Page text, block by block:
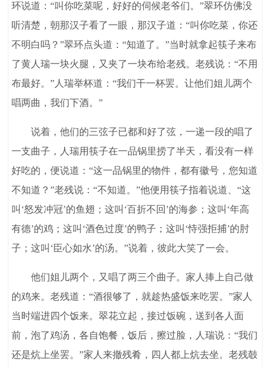
环说道：“叫你吃菜呢，好好的伺候老爷们。”翠环仿佛没
听清楚，朝那汉子看了一眼，那汉子道：“叫你吃菜，你还
不明白吗？”翠环点头道：“知道了。”当时就拿起筷子来布
了黄人瑞一块火腿，又夹了一块布给老残。老残说：“不用
布最好。”人瑞举杯道：“我们干一杯罢。让他们姐儿两个
唱两曲，我们下酒。”
说着，他们的三弦子已都和好了弦，一递一段的唱了
一支曲子，人瑞用筷子在一品锅里捞了半天，看没有一样
好吃的，便说道：“这一品锅里的物件，都有徽号，您知道
不知道？”老残说：“不知道。”他便用筷子指着说道、“这
叫‘怒发冲冠’的鱼翅；这叫‘百折不回’的海参；这叫‘年高
有德’的鸡；这叫‘酒色过度’的鸭子；这叫‘恃强拒捕’的肘
子；这叫‘臣心如水’的汤。”说着，彼此大笑了一会。
他们姐儿两个，又唱了两三个曲子。家人捧上自己做
的鸡来。老残道：“酒很够了，就趁热盛饭来吃罢。”家人
当时端进四个饭来。翠花立起，接过饭碗，送到各人面
前，泡了鸡汤，各自饱餐，饭后，擦过脸，人瑞说：“我们
还是炕上坐罢。”家人来撤残肴，四人都上炕去坐。老残攲